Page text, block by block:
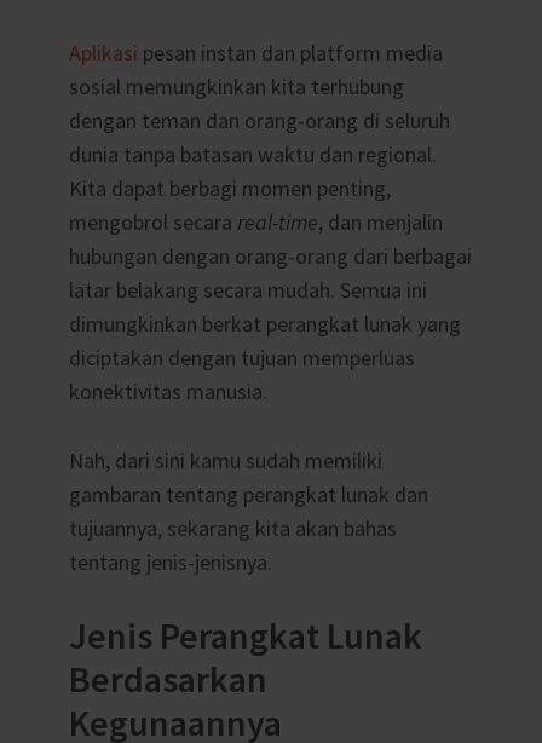
Aplikasi pesan instan dan platform media
sosial memungkinkan kita terhubung
dengan teman dan orang-orang di seluruh
dunia tanpa batasan waktu dan regional.
Kita dapat berbagi momen penting,
mengobrol secara real-time, dan menjalin
hubungan dengan orang-orang dari berbagai
latar belakang secara mudah. Semua ini
dimungkinkan berkat perangkat lunak yang
diciptakan dengan tujuan memperluas
konektivitas manusia.
Nah, dari sini kamu sudah memiliki
gambaran tentang perangkat lunak dan
tujuannya, sekarang kita akan bahas
tentang jenis-jenisnya.
Jenis Perangkat Lunak
Berdasarkan
Kegunaannya